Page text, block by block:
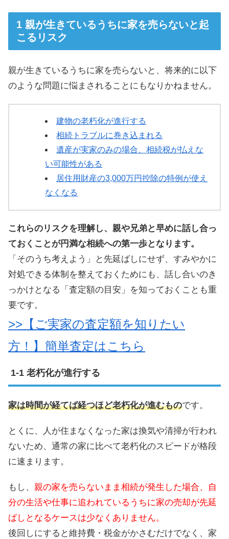
親が生きているうちに家を売らないと起
こるリスク
親が生きているうちに家を売らないと、将来的に以下
のような問題に悩まされることにもなりかねません。
建物の老朽化が進行する
相続トラブルに巻き込まれる
遺産が実家のみの場合、相続税が払えな
い可能性がある
居住用財産の3,000万円控除の特例が使え
なくなる
これらのリスクを理解し、親や兄弟と早めに話し合っ
ておくことが円満な相続への第一歩となります。
「そのうち考えよう」と先延ばしにせず、すみやかに
対処できる体制を整えておくためにも、話し合いのき
っかけとなる「査定額の目安」を知っておくことも重
要です。
>>【ご実家の査定額を知りたい
方！】簡単査定はこちら
老朽化が進行する
家は時間が経てば経つほど老朽化が進むものです。
とくに、人が住まなくなった家は換気や清掃が行われ
ないため、通常の家に比べて老朽化のスピードが格段
に速まります。
もし、 親の家を売らないまま相続が発生した場合、自
分の生活や仕事に追われているうちに家の売却が先延
ばしとなるケースは少なくありません。
後回しにすると維持費・税金がかさむだけでなく、家